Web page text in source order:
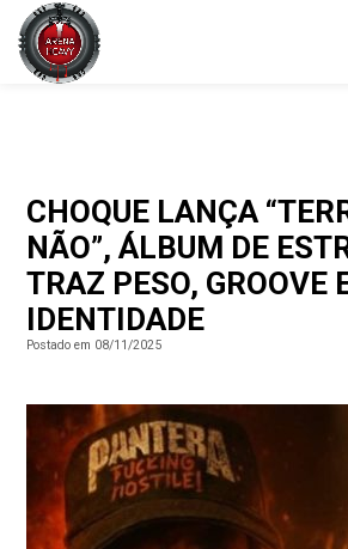
CHOQUE LANÇA
NÃO”, ÁLBUM DE
TRAZ PESO, GROOVE
IDENTIDADE
Postado em 08/11/2025